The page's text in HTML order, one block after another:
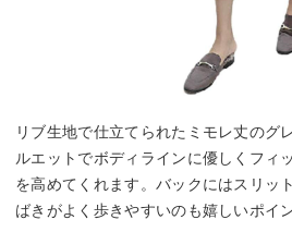
リブ生地で仕立てられたミモレ丈のグ
ルエットでボディラインに優しくフィ
を高めてくれます。バックにはスリッ
ばきがよく歩きやすいのも嬉しいポイ